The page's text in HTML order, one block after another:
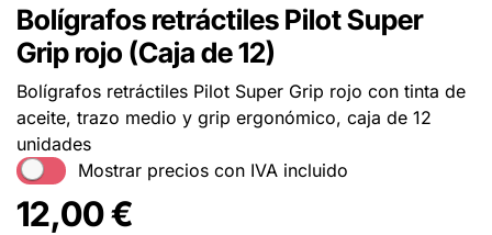
Bolígrafos retráctiles Pilot Super
Grip rojo (Caja de 12)
Bolígrafos retráctiles Pilot Super Grip rojo con tinta de
aceite, trazo medio y grip ergonómico, caja de 12
unidades
Mostrar precios con IVA incluido
12,00€